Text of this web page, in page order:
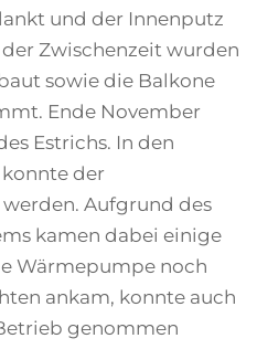
und der Innenputz
Zwischenzeit wurden
sowie die Balkone
Ende November
Estrichs. In den
der
Aufgrund des
kamen dabei einige
Wärmepumpe noch
ankam, konnte auch
genommen